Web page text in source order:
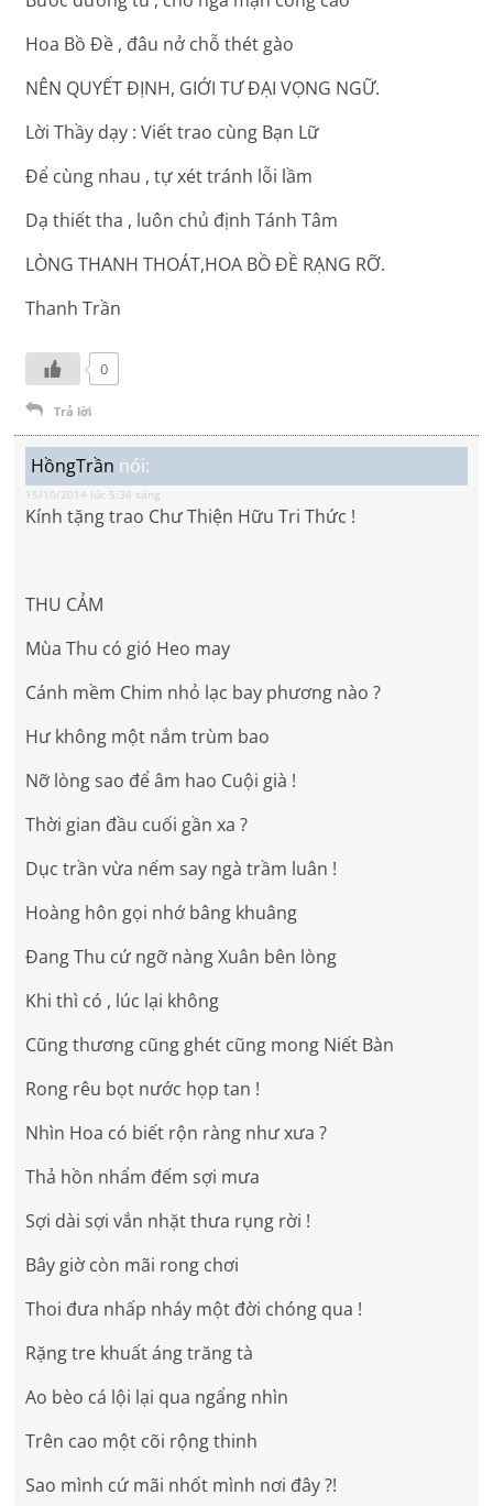
Hoa Bồ Đề , đâu nở chỗ thét gào
NÊN QUYẾT ĐỊNH, GIỚI TƯ ĐẠI VỌNG NGỮ.
Lời Thầy dạy : Viết trao cùng Bạn Lữ
Để cùng nhau , tự xét tránh lỗi lầm
Dạ thiết tha , luôn chủ định Tánh Tâm
LÒNG THANH THOÁT,HOA BỒ ĐỀ RẠNG RỠ.
Thanh Trần
0
Trả lời
HồngTrần nói:
15/10/2014 lúc 5:36 sáng
Kính tặng trao Chư Thiện Hữu Tri Thức !
THU CẢM
Mùa Thu có gió Heo may
Cánh mềm Chim nhỏ lạc bay phương nào ?
Hư không một nắm trùm bao
Nỡ lòng sao để âm hao Cuội già !
Thời gian đầu cuối gần xa ?
Dục trần vừa nếm say ngà trầm luân !
Hoàng hôn gọi nhớ bâng khuâng
Đang Thu cứ ngỡ nàng Xuân bên lòng
Khi thì có , lúc lại không
Cũng thương cũng ghét cũng mong Niết Bàn
Rong rêu bọt nước họp tan !
Nhìn Hoa có biết rộn ràng như xưa ?
Thả hồn nhẩm đếm sợi mưa
Sợi dài sợi vắn nhặt thưa rụng rời !
Bây giờ còn mãi rong chơi
Thoi đưa nhấp nháy một đời chóng qua !
Rặng tre khuất áng trăng tà
Ao bèo cá lội lại qua ngẩng nhìn
Trên cao một cõi rộng thinh
Sao mình cứ mãi nhốt mình nơi đây ?!